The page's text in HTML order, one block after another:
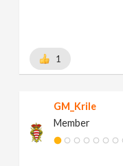
1
GM_Krile
Member